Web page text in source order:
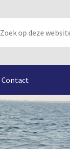
Contact